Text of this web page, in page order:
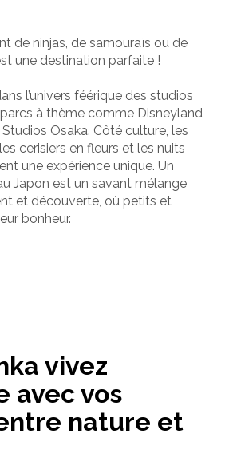
de ninjas, de samouraïs ou de
une destination parfaite !
l’univers féérique des studios
à thème comme Disneyland
Osaka. Côté culture, les
cerisiers en fleurs et les nuits
une expérience unique. Un
Japon est un savant mélange
et découverte, où petits et
bonheur.
vivez
avec vos
nature et